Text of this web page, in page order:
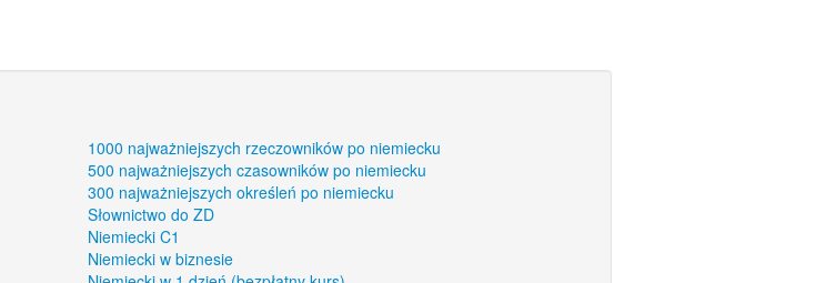
1000 najważniejszych rzeczowników po niemiecku
500 najważniejszych czasowników po niemiecku
300 najważniejszych określeń po niemiecku
Słownictwo do ZD
Niemiecki C1
Niemiecki w biznesie